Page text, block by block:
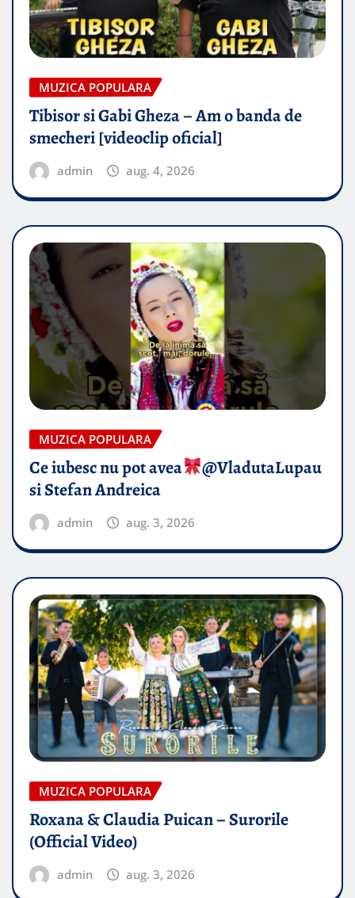
MUZICA POPULARA
Tibisor si Gabi Gheza – Am o banda de
smecheri [videoclip oficial]
admin aug. 4, 2026
MUZICA POPULARA
Ce iubesc nu pot avea
​@VladutaLupau
si Stefan Andreica
admin aug. 3, 2026
MUZICA POPULARA
Roxana & Claudia Puican – Surorile
(Official Video)
admin aug. 3, 2026